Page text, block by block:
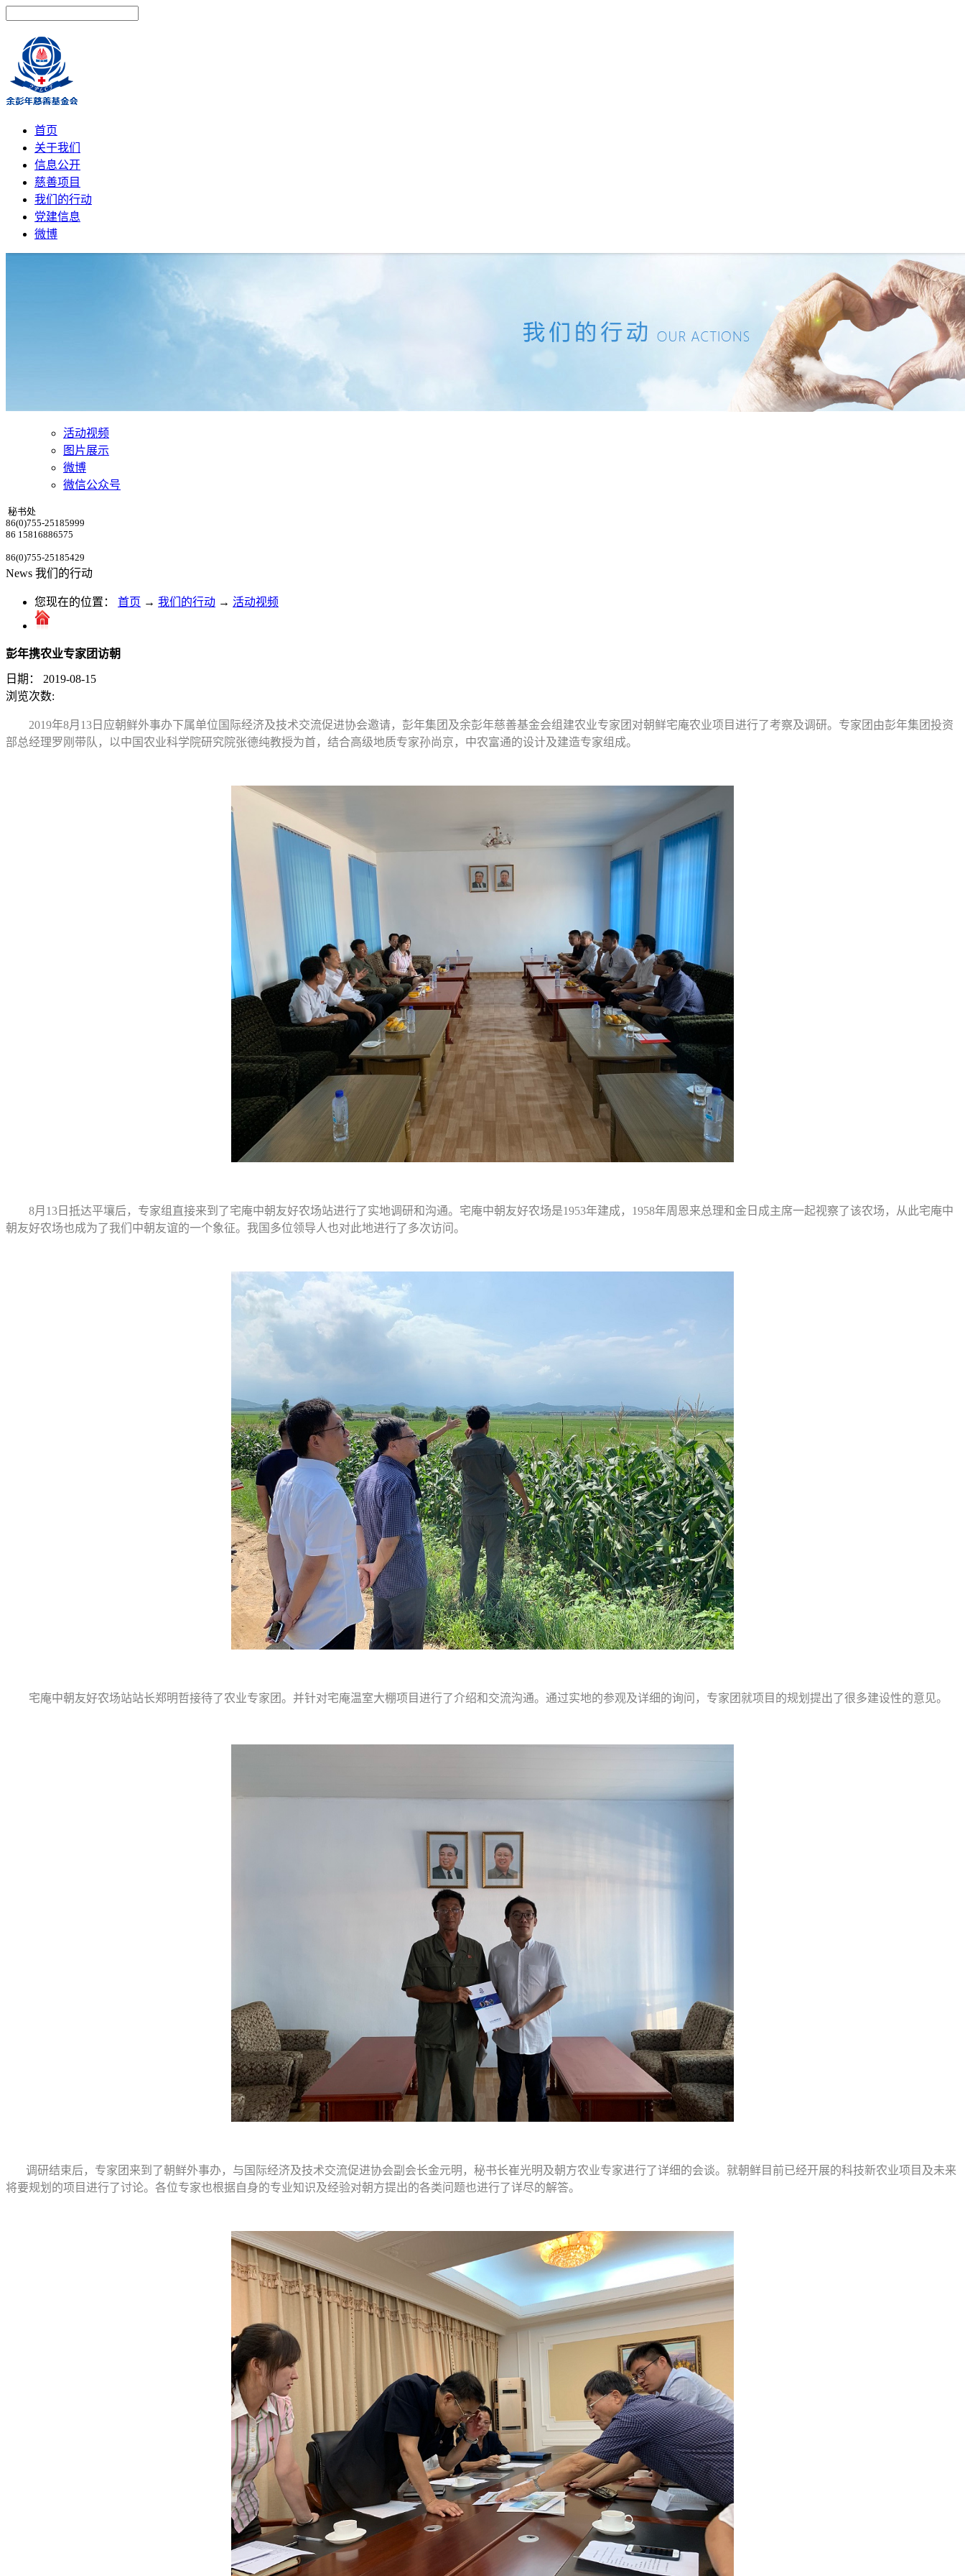
首页
关于我们
信息公开
慈善项目
我们的行动
党建信息
微博
活动视频
图片展示
微博
微信公众号
秘书处
86(0)755-25185999
86 15816886575
86(0)755-25185429
News 我们的行动
您现在的位置： 首页 → 我们的行动 → 活动视频
彭年携农业专家团访朝
日期：
2019-08-15
浏览次数:
2019年8月13日应朝鲜外事办下属单位国际经济及技术交流促进协会邀请，彭年集团及余彭年慈善基金会组建农业专家团对朝鲜宅庵农业项目进行了考察及调研。专家团由彭年集团投资
部总经理罗刚带队，以中国农业科学院研究院张德纯教授为首，结合高级地质专家孙尚京，中农富通的设计及建造专家组成。
8月13日抵达平壤后，专家组直接来到了宅庵中朝友好农场站进行了实地调研和沟通。宅庵中朝友好农场是1953年建成，1958年周恩来总理和金日成主席一起视察了该农场，从此宅庵中
朝友好农场也成为了我们中朝友谊的一个象征。我国多位领导人也对此地进行了多次访问。
宅庵中朝友好农场站站长郑明哲接待了农业专家团。并针对宅庵温室大棚项目进行了介绍和交流沟通。通过实地的参观及详细的询问，专家团就项目的规划提出了很多建设性的意见。
调研结束后，专家团来到了朝鲜外事办，与国际经济及技术交流促进协会副会长金元明，秘书长崔光明及朝方农业专家进行了详细的会谈。就朝鲜目前已经开展的科技新农业项目及未来
将要规划的项目进行了讨论。各位专家也根据自身的专业知识及经验对朝方提出的各类问题也进行了详尽的解答。